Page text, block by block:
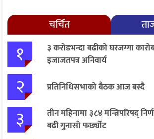
चर्चित
१
३ करोडभन्दा बढीको घरजग्गा
इजाजतपत्र अनिवार्य
२ प्रतिनिधिसभाको बैठक आज बस्दै
३
तीन महिनामा ३८४ मन्त्रिपरिषद्
बढी गुनासो फर्छ्योट